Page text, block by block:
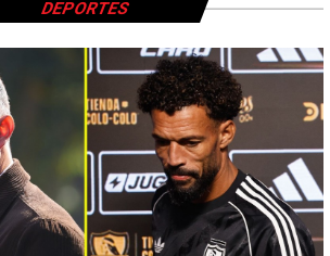
DEPORTES